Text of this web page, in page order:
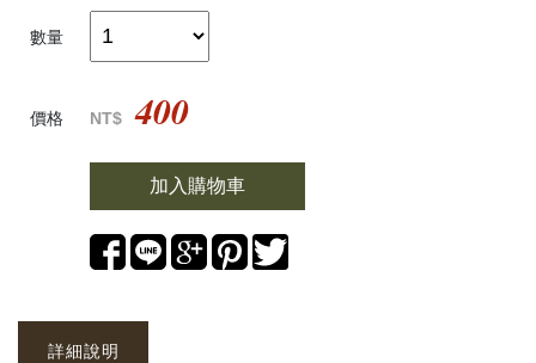
數量
價格 NT$ 400
加入購物車
詳細說明